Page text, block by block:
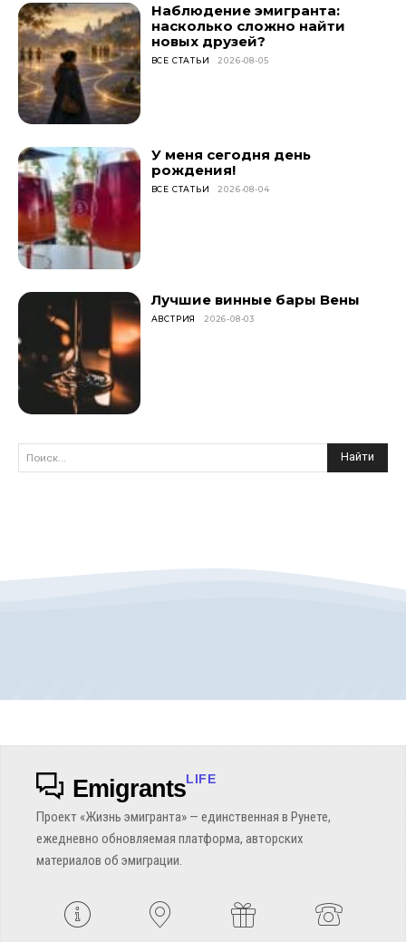
Наблюдение эмигранта:
насколько сложно найти
новых друзей?
ВСЕ СТАТЬИ 2026-08-05
У меня сегодня день
рождения!
ВСЕ СТАТЬИ 2026-08-04
Лучшие винные бары Вены
АВСТРИЯ 2026-08-03
Поиск... Найти
EmigrantsLIFE
Проект «Жизнь эмигранта» — единственная в Рунете,
ежедневно обновляемая платформа, авторских
материалов об эмиграции.